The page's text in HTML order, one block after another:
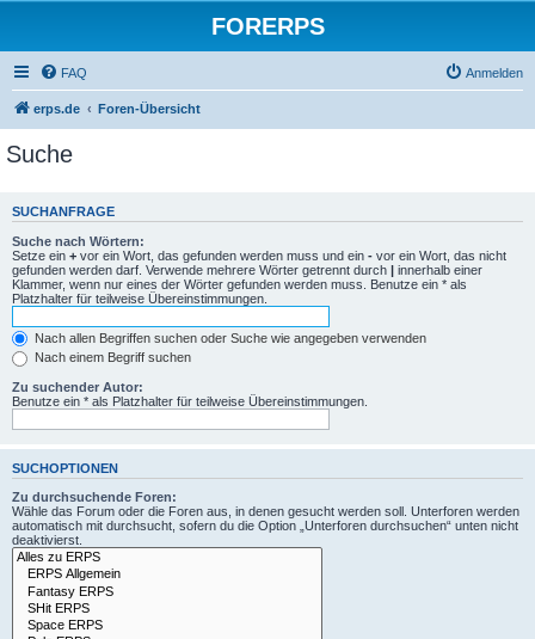
FORERPS
FAQ Anmelden
erps.de Foren-Übersicht
Suche
SUCHANFRAGE
Suche nach Wörtern:
Setze ein + vor ein Wort, das gefunden werden muss und ein - vor ein Wort, das nicht
gefunden werden darf. Verwende mehrere Wörter getrennt durch | innerhalb einer
Klammer, wenn nur eines der Wörter gefunden werden muss. Benutze ein * als
Platzhalter für teilweise Übereinstimmungen.
Nach allen Begriffen suchen oder Suche wie angegeben verwenden
Nach einem Begriff suchen
Zu suchender Autor:
Benutze ein * als Platzhalter für teilweise Übereinstimmungen.
SUCHOPTIONEN
Zu durchsuchende Foren:
Wähle das Forum oder die Foren aus, in denen gesucht werden soll. Unterforen werden
automatisch mit durchsucht, sofern du die Option „Unterforen durchsuchen“ unten nicht
deaktivierst.